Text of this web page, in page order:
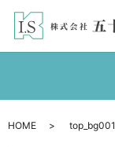
HOME top_bg001